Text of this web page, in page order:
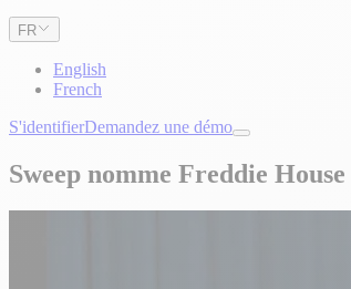
FR
English
French
S'identifierDemandez une démo
Sweep nomme Freddie